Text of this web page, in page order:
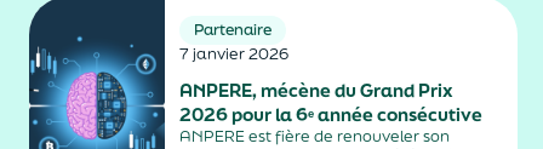
quels sont...
Partenaire
7 janvier 2026
ANPERE, mécène du Grand Prix
2026 pour la 6ᵉ année consécutive
ANPERE est fière de renouveler son